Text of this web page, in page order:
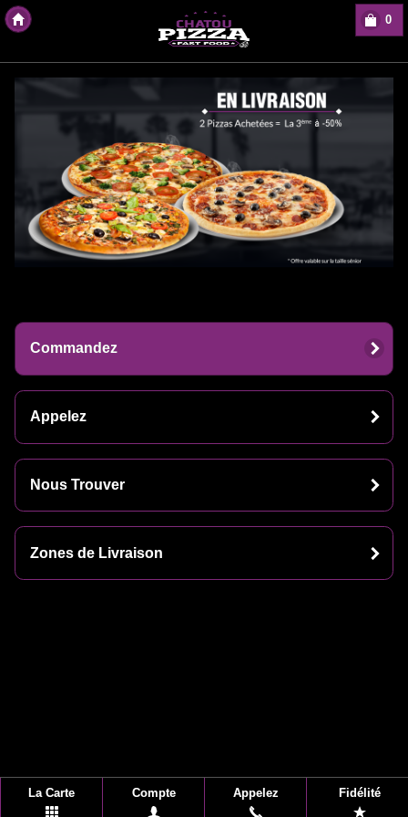
0
Commandez
Appelez
Nous Trouver
Zones de Livraison
La Carte Compte Appelez Fidélité
Copyright Des-click